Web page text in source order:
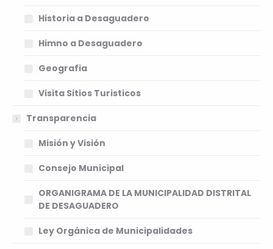
Historia a Desaguadero
Himno a Desaguadero
Geografia
Visita Sitios Turisticos
Transparencia
Misión y Visión
Consejo Municipal
ORGANIGRAMA DE LA MUNICIPALIDAD DISTRITAL
DE DESAGUADERO
Ley Orgánica de Municipalidades